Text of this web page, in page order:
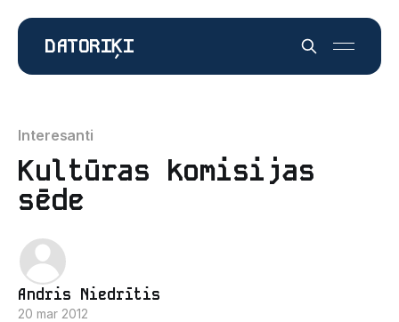
DATORIĶI
Interesanti
Kultūras komisijas
sēde
Andris Niedrītis
20 mar 2012